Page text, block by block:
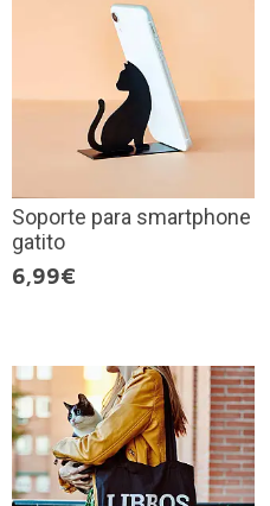
Soporte para smartphone
gatito
6,99€